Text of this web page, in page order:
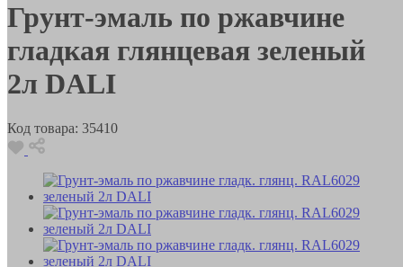
Грунт-эмаль по ржавчине
гладкая глянцевая зеленый
2л DALI
Код товара: 35410